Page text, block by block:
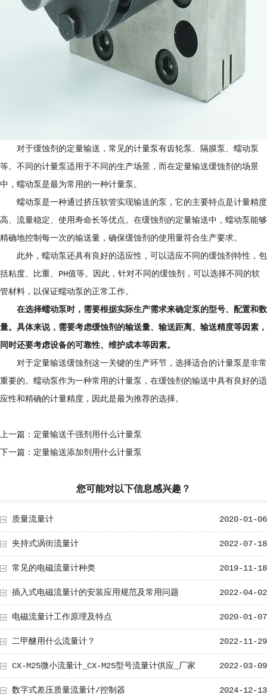
对于缓蚀剂的定量输送，常见的计量泵有齿轮泵、隔膜泵、蠕动泵
等。不同的计量泵适用于不同的生产场景，而在定量输送缓蚀剂的场景
中，蠕动泵是最为常用的一种计量泵。
蠕动泵是一种通过挤压软管实现输送的泵，它的主要特点是计量精度
高、流量稳定、使用寿命长等优点。在缓蚀剂的定量输送中，蠕动泵能够
精确地控制每一次的输送量，确保缓蚀剂的使用量符合生产要求。
此外，蠕动泵还具有良好的适应性，可以适应不同的缓蚀剂特性，包
括粘度、比重、PH值等。因此，针对不同的缓蚀剂，可以选择不同的软
管材料，以保证蠕动泵的正常工作。
在选择蠕动泵时，需要根据实际生产需求来确定泵的型号、配置和数
量。具体来说，需要考虑缓蚀剂的输送量、输送距离、输送精度等因素，
同时还要考虑设备的可靠性、维护成本等因素。
对于定量输送缓蚀剂这一关键的生产环节，选择适合的计量泵是非常
重要的。蠕动泵作为一种常用的计量泵，在缓蚀剂的输送中具有良好的适
应性和精确的计量精度，因此是最为推荐的选择。
上一篇： 定量输送干强剂用什么计量泵
下一篇： 定量输送添加剂用什么计量泵
您可能对以下信息感兴趣？
2020-01-06
质量流量计
2022-07-18
夹持式涡街流量计
2019-11-18
常见的电磁流量计种类
2022-04-02
插入式电磁流量计的安装应用规范及常用问题
2020-01-07
电磁流量计工作原理及特点
2022-11-29
二甲醚用什么流量计？
2022-03-09
CX-M25微小流量计_CX-M25型号流量计供应_厂家
2024-12-13
数字式差压质量流量计/控制器